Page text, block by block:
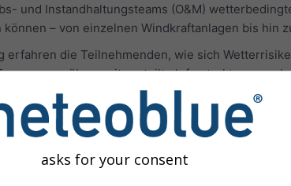
und Instandhaltungsteams (O&M)
– von einzelnen Windkraftanlagen bis hin
erfahren die Teilnehmenden, wie sich
über weit verteilte Infrastrukturen
unterstützen können. Praxisnahe
Anwendungsmöglichkeiten. Das Webinar
die für die Sicherheit und
ermöglichen schnellere
asks for your consent